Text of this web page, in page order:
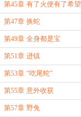
第45章 有了火便有了希望
第47章 换蛇
第49章 全身都是宝
第51章 进镇
第53章 “吃尾蛇”
第55章 意外收获
第57章 野兔